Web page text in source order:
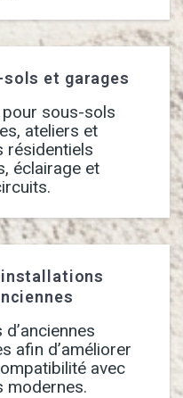
et garages
sous-sols
ateliers et
résidentiels
éclairage et
afin d’améliorer
avec
modernes.